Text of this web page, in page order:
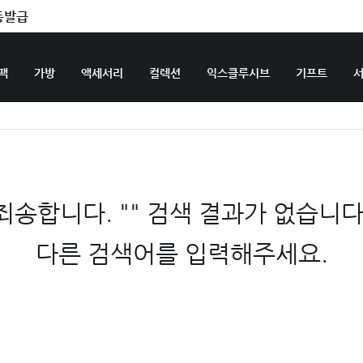
발급
가방 액세서리 컬렉션 익스클루시브 기프트
송합니다. "" 검색 결과가 없습니
다른 검색어를 입력해주세요.